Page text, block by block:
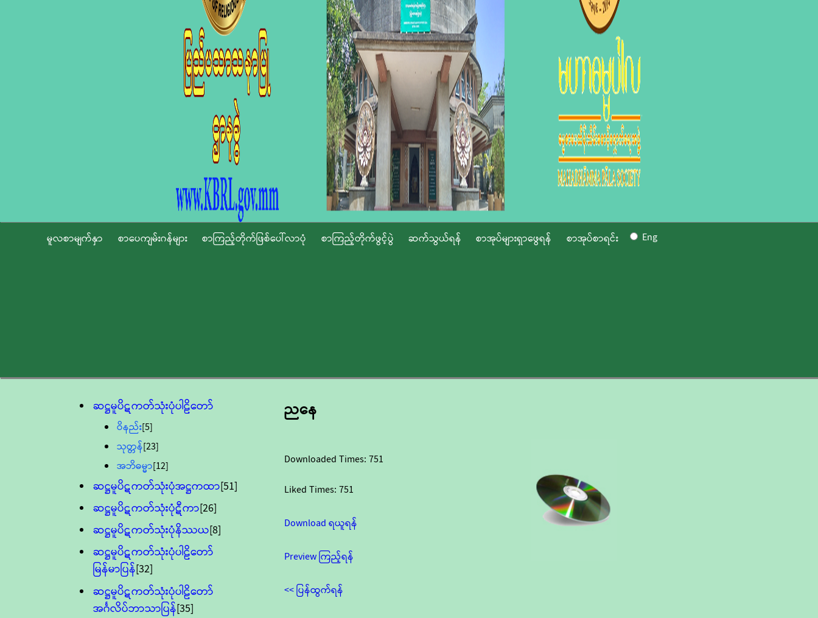
မူလစာမျက်နှာ စာပေကျမ်းဂန်များ စာကြည့်တိုက်ဖြစ်ပေါ်လာပုံ စာကြည့်တိုက်ဖွင့်ပွဲ ဆက်သွယ်ရန် စာအုပ်များရှာဖွေရန် စာအုပ်စာရင်း Eng
ဆဋ္ဌမူပိဋကတ်သုံးပုံပါဠိတော်
ဝိနည်း[5]
သုတ္တန်[23]
အဘိဓမ္မာ[12]
ဆဋ္ဌမူပိဋကတ်သုံးပုံအဋ္ဌကထာ[51]
ဆဋ္ဌမူပိဋကတ်သုံးပုံဋီကာ[26]
ဆဋ္ဌမူပိဋကတ်သုံးပုံနိဿယ[8]
ဆဋ္ဌမူပိဋကတ်သုံးပုံပါဠိတော်
မြန်မာပြန်[32]
ဆဋ္ဌမူပိဋကတ်သုံးပုံပါဠိတော်
အင်္ဂလိပ်ဘာသာပြန်[35]
ညနေ
Downloaded Times: 751
Liked Times: 751
Download ရယူရန်
Preview ကြည့်ရန်
<< ပြန်ထွက်ရန်